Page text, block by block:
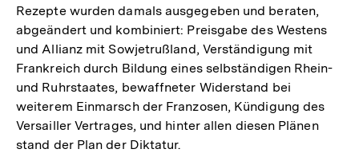
Rezepte wurden damals ausgegeben und beraten,
abgeändert und kombiniert: Preisgabe des Westens
und Allianz mit Sowjetrußland, Verständigung mit
Frankreich durch Bildung eines selbständigen Rhein-
und Ruhrstaates, bewaffneter Widerstand bei
weiterem Einmarsch der Franzosen, Kündigung des
Versailler Vertrages, und hinter allen diesen Plänen
stand der Plan der Diktatur.